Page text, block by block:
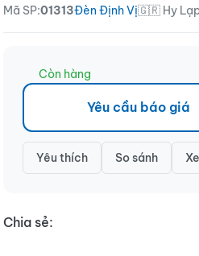
Mã SP:01313Đèn Định Vị🇬🇷 Hy
Còn hàng
Yêu cầu báo giá
Yêu thích So sánh
Chia sẻ: